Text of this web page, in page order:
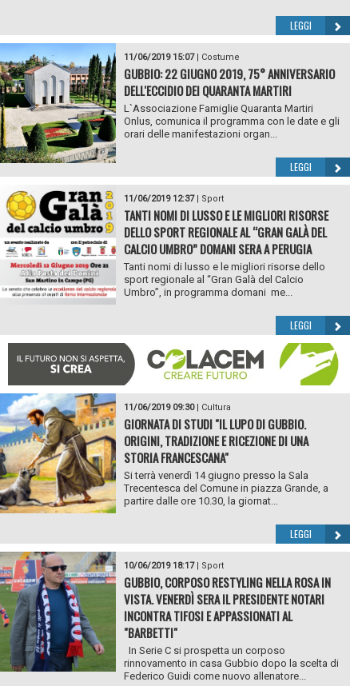
LEGGI
11/06/2019 15:07| Costume
GUBBIO: 22 GIUGNO 2019, 75° ANNIVERSARIO
DELL'ECCIDIO DEI QUARANTA MARTIRI
L`Associazione Famiglie Quaranta Martiri
Onlus, comunica il programma con le date e gli
orari delle manifestazioni organ...
LEGGI
11/06/2019 12:37| Sport
TANTI NOMI DI LUSSO E LE MIGLIORI RISORSE
DELLO SPORT REGIONALE AL “GRAN GALÀ DEL
CALCIO UMBRO” DOMANI SERA A PERUGIA
Tanti nomi di lusso e le migliori risorse dello
sport regionale al “Gran Galà del Calcio
Umbro”, in programma domani me...
LEGGI
11/06/2019 09:30| Cultura
GIORNATA DI STUDI "IL LUPO DI GUBBIO.
ORIGINI, TRADIZIONE E RICEZIONE DI UNA
STORIA FRANCESCANA"
Si terrà venerdì 14 giugno presso la Sala
Trecentesca del Comune in piazza Grande, a
partire dalle ore 10.30, la giornat...
LEGGI
10/06/2019 18:17| Sport
GUBBIO, CORPOSO RESTYLING NELLA ROSA IN
VISTA. VENERDÌ SERA IL PRESIDENTE NOTARI
INCONTRA TIFOSI E APPASSIONATI AL
"BARBETTI"
In Serie C si prospetta un corposo
rinnovamento in casa Gubbio dopo la scelta di
Federico Guidi come nuovo allenatore...